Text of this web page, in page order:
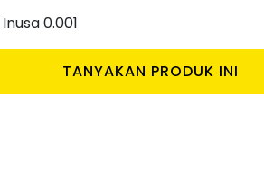
Inusa 0.001
TANYAKAN PRODUK INI